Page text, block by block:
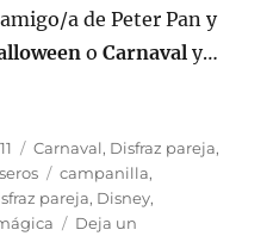
a de Peter Pan y
oCarnaval y…
Categorías
Carnaval, Disfraz pareja,
Etiquetas
campanilla,
pareja, Disney,
Deja un